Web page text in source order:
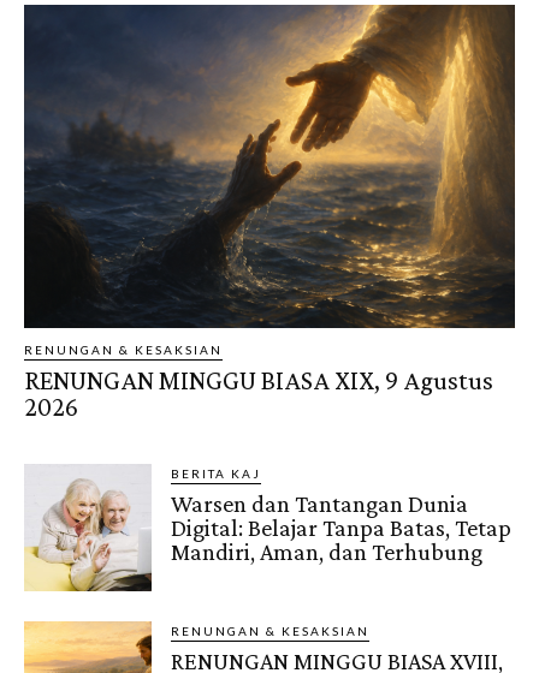
RENUNGAN & KESAKSIAN
RENUNGAN MINGGU BIASA XIX, 9 Agustus
2026
BERITA KAJ
Warsen dan Tantangan Dunia
Digital: Belajar Tanpa Batas, Tetap
Mandiri, Aman, dan Terhubung
RENUNGAN & KESAKSIAN
RENUNGAN MINGGU BIASA XVIII,